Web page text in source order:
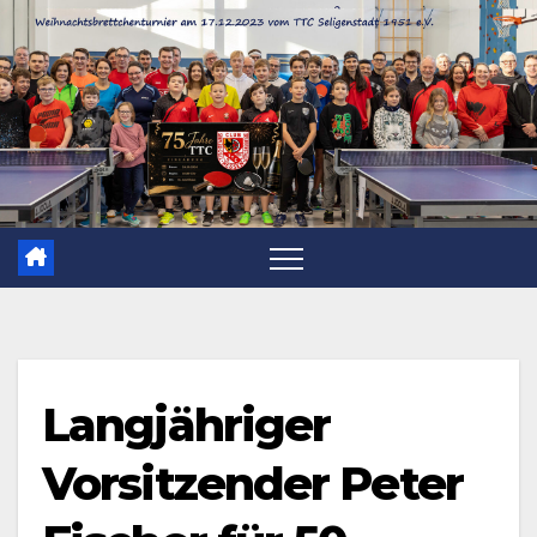
Zum
Inhalt
springen
Langjähriger
Vorsitzender Peter